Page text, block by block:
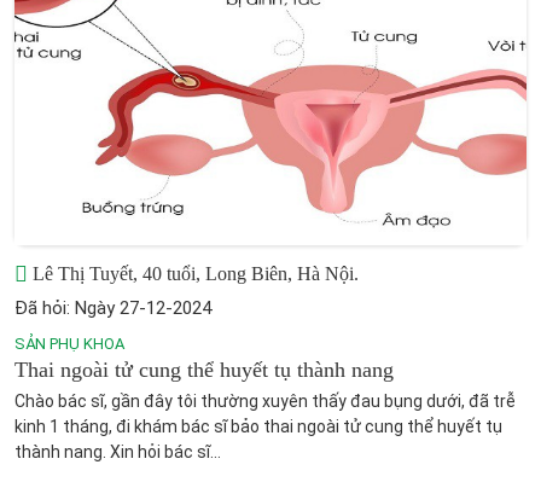
Lê Thị Tuyết, 40 tuổi, Long Biên, Hà Nội.
Đã hỏi: Ngày 27-12-2024
SẢN PHỤ KHOA
Thai ngoài tử cung thể huyết tụ thành nang
Chào bác sĩ, gần đây tôi thường xuyên thấy đau bụng dưới, đã trễ
kinh 1 tháng, đi khám bác sĩ bảo thai ngoài tử cung thể huyết tụ
thành nang. Xin hỏi bác sĩ...